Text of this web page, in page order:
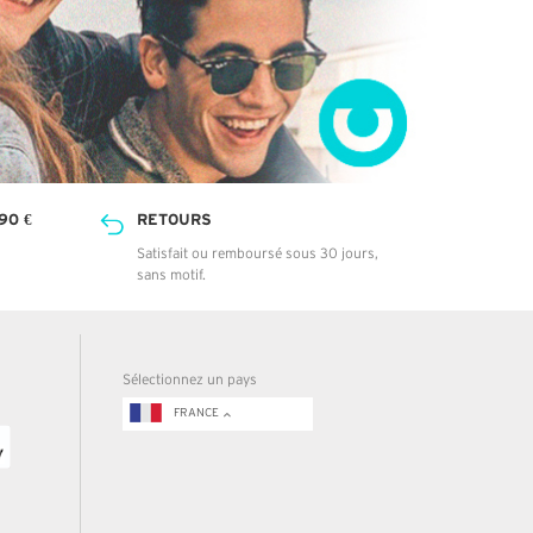
€ RETOURS
Satisfait ou remboursé sous 30 jours,
sans motif.
Sélectionnez un pays
FRANCE